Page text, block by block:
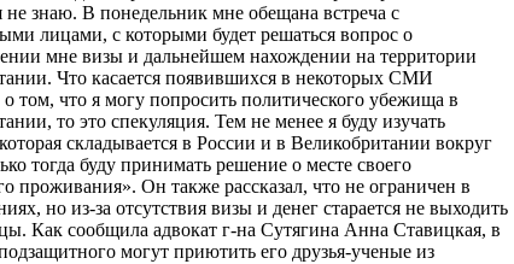
не знаю. В понедельник мне обещана встреча с
лицами, с которыми будет решаться вопрос о
мне визы и дальнейшем нахождении на территории
Что касается появившихся в некоторых СМИ
том, что я могу попросить политического убежища в
то это спекуляция. Тем не менее я буду изучать
складывается в России и в Великобритании вокруг
тогда буду принимать решение о месте своего
проживания». Он также рассказал, что не ограничен в
но из-за отсутствия визы и денег старается не выходить
Как сообщила адвокат г-на Сутягина Анна Ставицкая, в
могут приютить его друзья-ученые из